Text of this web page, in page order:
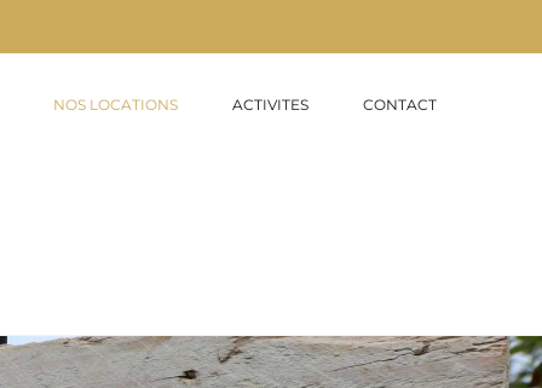
NOS LOCATIONS ACTIVITES CONTACT